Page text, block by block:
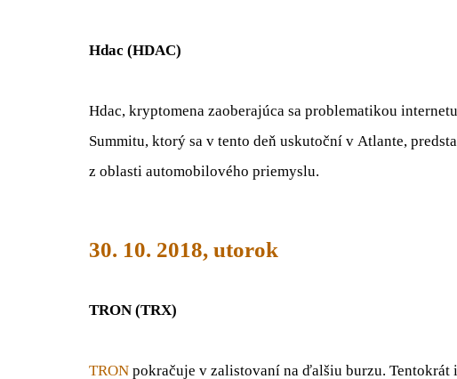
Hdac (HDAC)
Hdac, kryptomena zaoberajúca sa problematikou
Summitu, ktorý sa v tento deň uskutoční v Atlante,
z oblasti automobilového priemyslu.
30. 10. 2018, utorok
TRON (TRX)
TRON pokračuje v zalistovaní na ďalšiu burzu.